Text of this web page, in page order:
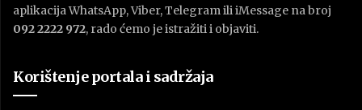
aplikacija WhatsApp, Viber, Telegram ili iMessage na broj
092 2222 972, rado ćemo je istražiti i objaviti.
Korištenje portala i sadržaja